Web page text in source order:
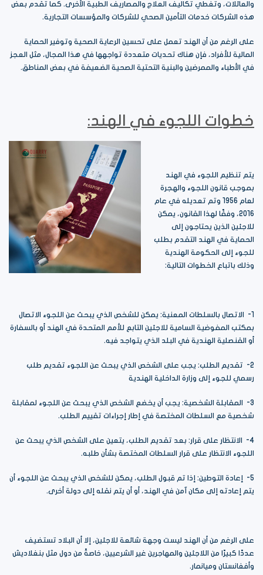
والعائلات، وتغطي تكاليف العلاج والمصاريف الطبية الأخرى. كما تقدم بعض
هذه الشركات خدمات التأمين الصحي للشركات والمؤسسات التجارية.
على الرغم من أن الهند تعمل على تحسين الرعاية الصحية وتوفير الحماية
المالية للأفراد، فإن هناك تحديات متعددة تواجهها في هذا المجال، مثل العجز
في الأطباء والممرضين والبنية التحتية الصحية الضعيفة في بعض المناطق.
خطوات اللجوء في الهند:
يتم تنظيم اللجوء في الهند
بموجب قانون اللجوء والهجرة
لعام 1956 وتم تعديله في عام
2016، وفقًا لهذا القانون، يمكن
للاجئين الذين يحتاجون إلى
الحماية في الهند التقدم بطلب
للجوء إلى الحكومة الهندية
وذلك باتباع الخطوات التالية:
1- الاتصال بالسلطات المعنية: يمكن للشخص الذي يبحث عن اللجوء الاتصال
بمكتب المفوضية السامية للاجئين التابع للأمم المتحدة في الهند أو بالسفارة
أو القنصلية الهندية في البلد الذي يتواجد فيه.
2- تقديم الطلب: يجب على الشخص الذي يبحث عن اللجوء تقديم طلب
رسمي للجوء إلى وزارة الداخلية الهندية
3- المقابلة الشخصية: يجب أن يخضع الشخص الذي يبحث عن اللجوء لمقابلة
شخصية مع السلطات المختصة في إطار إجراءات تقييم الطلب.
4- الانتظار على قرار: بعد تقديم الطلب، يتعين على الشخص الذي يبحث عن
اللجوء الانتظار على قرار السلطات المختصة بشأن طلبه.
5- إعادة التوطين: إذا تم قبول الطلب، يمكن للشخص الذي يبحث عن اللجوء أن
يتم إعادته إلى مكان آمن في الهند، أو أن يتم نقله إلى دولة أخرى.
على الرغم من أن الهند ليست وجهة شائعة للاجئين، إلا أن البلاد تستضيف
عددًا كبيرًا من اللاجئين والمهاجرين غير الشرعيين، خاصةً من دول مثل بنغلاديش
وأفغانستان وميانمار.